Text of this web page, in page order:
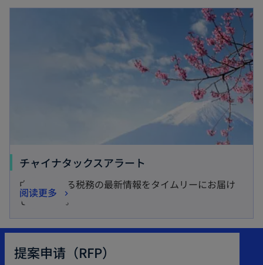
チャイナタックスアラート
p
s
中国における税務の最新情報をタイムリーにお届け
しています。
阅读更多
o
s
opens in a new tab
提案申请（RFP）